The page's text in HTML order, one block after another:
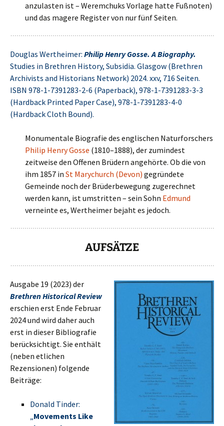
anzulasten ist – Weremchuks Vorlage hatte Fußnoten)
und das magere Register von nur fünf Seiten.
Douglas Wertheimer: Philip Henry Gosse. A Biography.
Studies in Brethren History, Subsidia. Glasgow (Brethren
Archivists and Historians Network) 2024. xxv, 716 Seiten.
ISBN 978-1-7391283-2-6 (Paperback), 978-1-7391283-3-3
(Hardback Printed Paper Case), 978-1-7391283-4-0
(Hardback Cloth Bound).
Monumentale Biografie des englischen Naturforschers
Philip Henry Gosse (1810–1888), der zumindest
zeitweise den Offenen Brüdern angehörte. Ob die von
ihm 1857 in St Marychurch (Devon) gegründete
Gemeinde noch der Brüderbewegung zugerechnet
werden kann, ist umstritten – sein Sohn Edmund
verneinte es, Wertheimer bejaht es jedoch.
AUFSÄTZE
Ausgabe 19 (2023) der
Brethren Historical Review
erschien erst Ende Februar
2024 und wird daher auch
erst in dieser Bibliografie
berücksichtigt. Sie enthält
(neben etlichen
Rezensionen) folgende
Beiträge:
Donald Tinder:
„Movements Like